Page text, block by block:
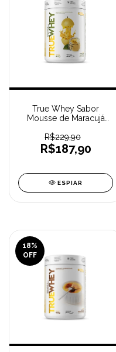
True Whey Sabor
Mousse de Maracujá
R$229,90
R$187,90
ESPIAR
18%
OFF